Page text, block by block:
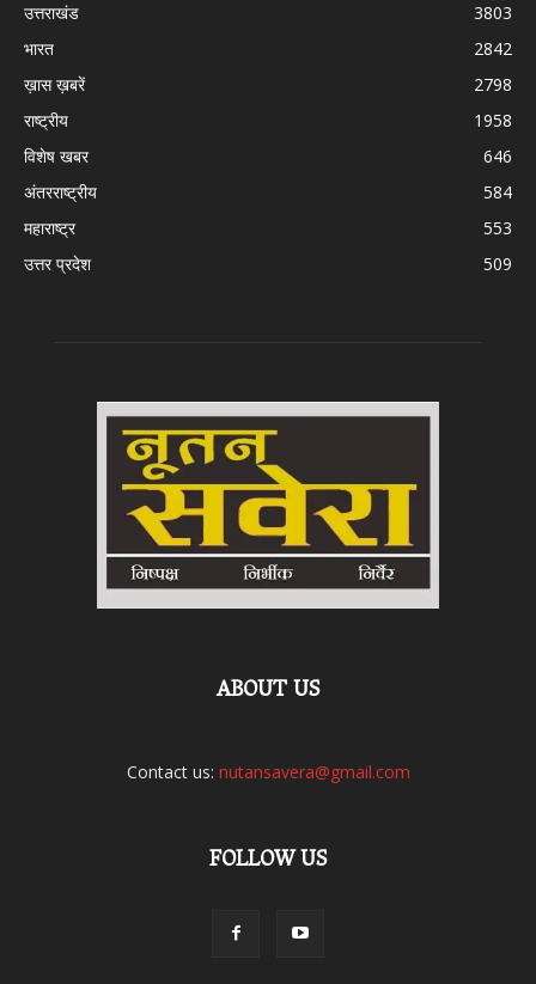
उत्तराखंड
3803
भारत
2842
ख़ास ख़बरें
2798
राष्ट्रीय
1958
विशेष खबर
646
अंतरराष्ट्रीय
584
महाराष्ट्र
553
उत्तर प्रदेश
509
ABOUT US
Contact us: nutansavera@gmail.com
FOLLOW US